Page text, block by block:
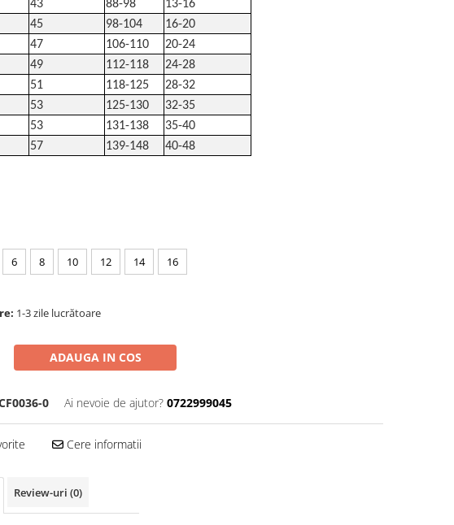
43 88-98
13-16
45 98-104
16-20
47 106-110
20-24
49 112-118
24-28
51 118-125
28-32
53 125-130
32-35
53 131-138
35-40
57 139-148 40-48
6 8 10 12 14 16
1-3 zile lucrătoare
ADAUGA IN COS
0 Ai nevoie de ajutor? 0722999045
Cere informatii
Review-uri (0)